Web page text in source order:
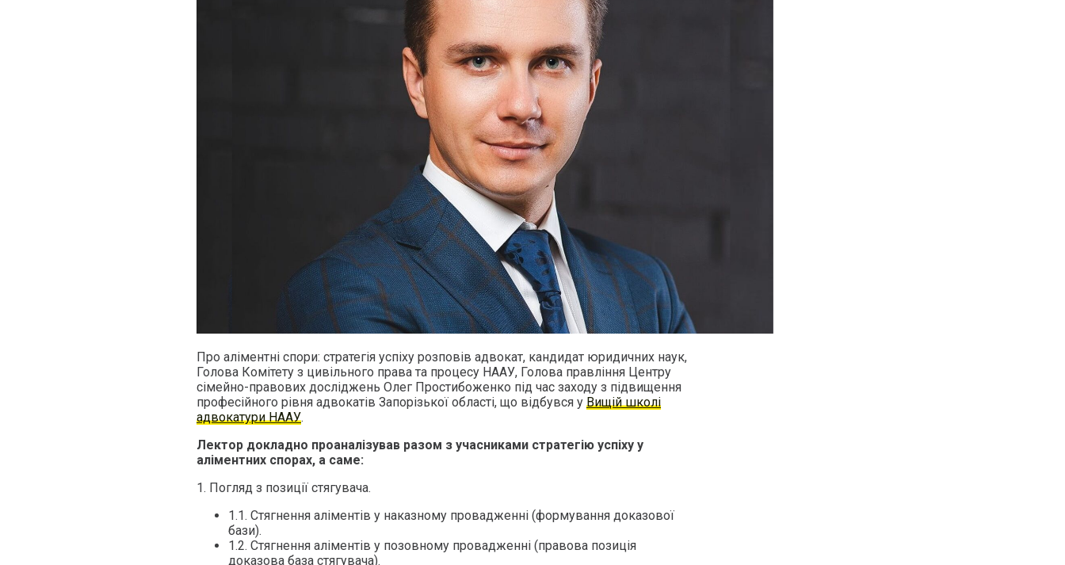
Про аліментні спори: стратегія успіху розповів адвокат, кандидат юридичних наук,
Голова Комітету з цивільного права та процесу НААУ, Голова правління Центру
сімейно-правових досліджень Олег Простибоженко під час заходу з підвищення
професійного рівня адвокатів Запорізької області, що відбувся у Вищій школі
адвокатури НААУ.
Лектор докладно проаналізував разом з учасниками стратегію успіху у
аліментних спорах, а саме:
1. Погляд з позиції стягувача.
1.1. Стягнення аліментів у наказному провадженні (формування доказової
бази).
1.2. Стягнення аліментів у позовному провадженні (правова позиція
доказова база стягувача).